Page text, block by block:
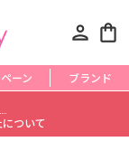
person shopping_bag
ーン
ブランド
ついて